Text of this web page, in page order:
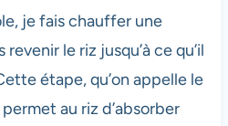
je fais chauffer une
le riz jusqu’à ce qu’il
étape, qu’on appelle le
au riz d’absorber